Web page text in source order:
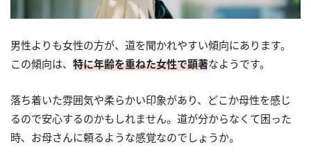
男性よりも女性の方が、道を聞かれやすい傾向にあります。
この傾向は、 特に年齢を重ねた女性で顕著なようです。
落ち着いた雰囲気や柔らかい印象があり、どこか母性を感じ
るので安心するのかもしれません。道が分からなくて困った
時、お母さんに頼るような感覚なのでしょうか。